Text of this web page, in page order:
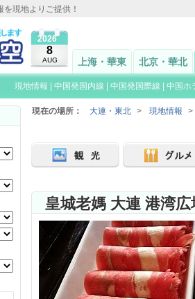
現地よりご提供！
2026
8
AUG 上海・華東 北京・華北
現地情報 中国発国内線 中国発国際線 中国ホ
現在の場所： 大連・東北 > 現地情報 >
皇城老媽 大連 港湾広